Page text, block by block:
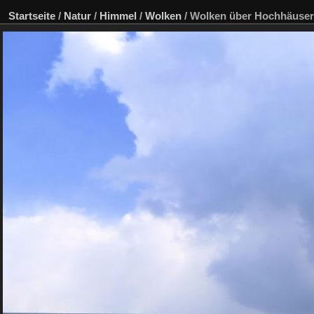
Startseite / Natur / Himmel / Wolken / Wolken über